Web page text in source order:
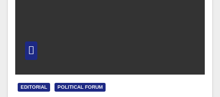
EDITORIAL POLITICAL FORUM